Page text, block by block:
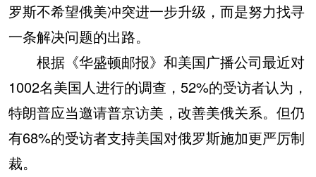
罗斯不希望俄美冲突进一步升级，而是努力找寻
一条解决问题的出路。
根据《华盛顿邮报》和美国广播公司最近对
1002名美国人进行的调查，52%的受访者认为，
特朗普应当邀请普京访美，改善美俄关系。但仍
有68%的受访者支持美国对俄罗斯施加更严厉制
裁。